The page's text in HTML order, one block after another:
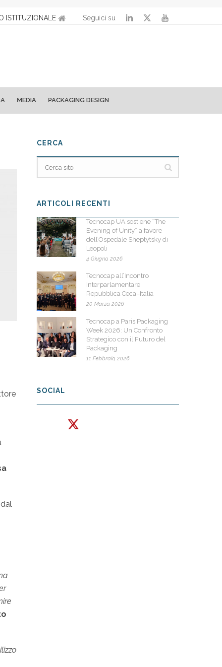
ISTITUZIONALE Seguici su
MEDIA PACKAGING DESIGN
CERCA
ARTICOLI RECENTI
Tecnocap UA sostiene “The
Evening of Unity” a favore
dell’Ospedale Sheptytsky di
Leopoli
4 Giugno, 2026
Tecnocap all’Incontro
Interparlamentare
Repubblica Ceca–Italia
20 Marzo, 2026
Tecnocap a Paris Packaging
Week 2026: Un Confronto
Strategico con il Futuro del
Packaging
11 Febbraio, 2026
SOCIAL